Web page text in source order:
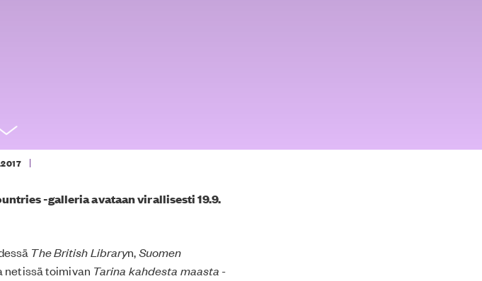
|
-galleria avataan virallisesti 19.9.
The British Libraryn,Suomen
netissä toimivan Tarina kahdesta maasta -